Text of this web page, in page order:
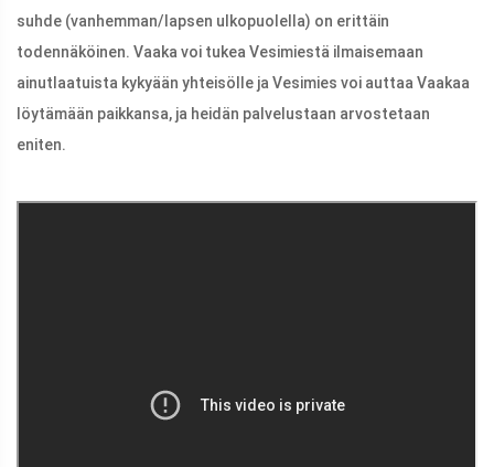
suhde (vanhemman/lapsen ulkopuolella) on erittäin
todennäköinen. Vaaka voi tukea Vesimiestä ilmaisemaan
ainutlaatuista kykyään yhteisölle ja Vesimies voi auttaa Vaakaa
löytämään paikkansa, ja heidän palvelustaan ​​arvostetaan
eniten.